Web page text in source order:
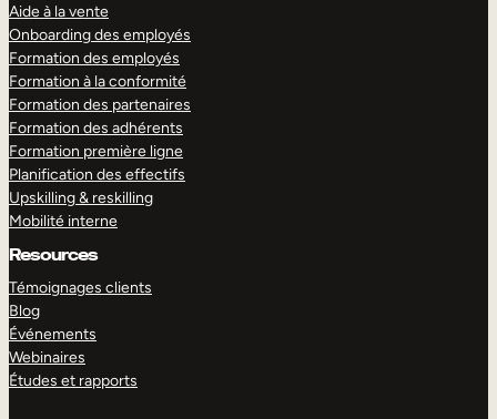
Aide à la vente
Onboarding des employés
Formation des employés
Formation à la conformité
Formation des partenaires
Formation des adhérents
Formation première ligne
Planification des effectifs
Upskilling & reskilling
Mobilité interne
Resources
Témoignages clients
Blog
Événements
Webinaires
Études et rapports